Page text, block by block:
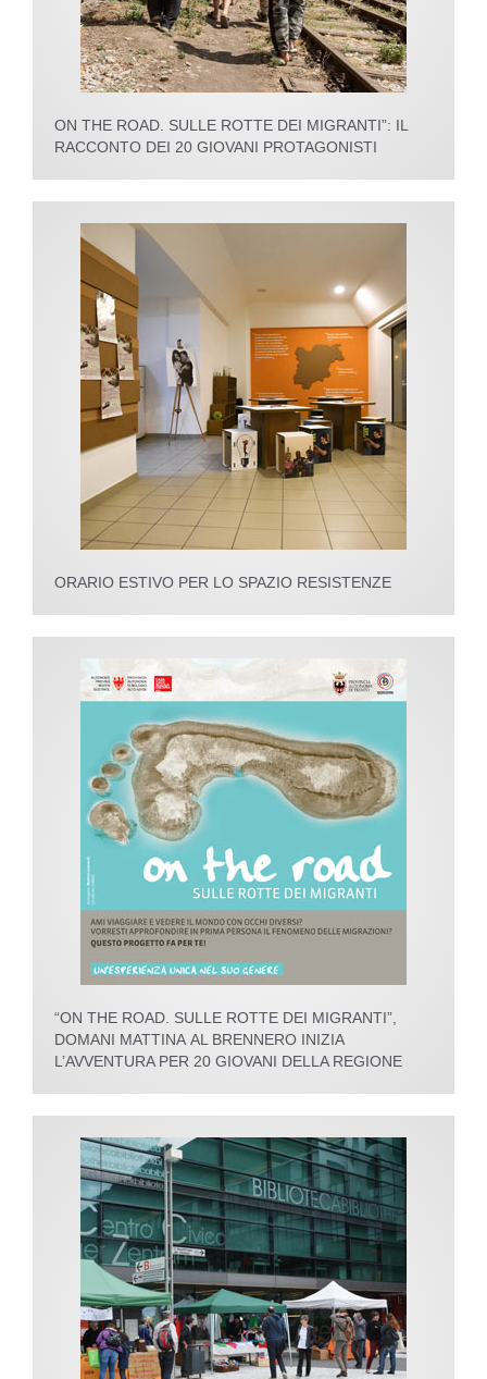
ON THE ROAD. SULLE ROTTE DEI MIGRANTI”: IL
RACCONTO DEI 20 GIOVANI PROTAGONISTI
ORARIO ESTIVO PER LO SPAZIO RESISTENZE
“ON THE ROAD. SULLE ROTTE DEI MIGRANTI”,
DOMANI MATTINA AL BRENNERO INIZIA
L’AVVENTURA PER 20 GIOVANI DELLA REGIONE